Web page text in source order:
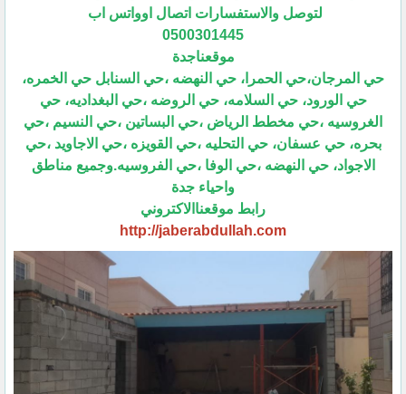
لتوصل والاستفسارات اتصال اوواتس اب
0500301445
موقعناجدة
حي المرجان،حي الحمرا، حي النهضه ،حي السنابل حي الخمره،
حي الورود، حي السلامه، حي الروضه ،حي البغداديه، حي
الغروسيه ،حي مخطط الرياض ،حي البساتين ،حي النسيم ،حي
بحره، حي عسفان، حي التحليه ،حي القويزه ،حي الاجاويد ،حي
الاجواد، حي النهضه ،حي الوفا ،حي الفروسيه.وجميع مناطق
واحياء جدة
رابط موقعناالاكتروني
http://jaberabdullah.com